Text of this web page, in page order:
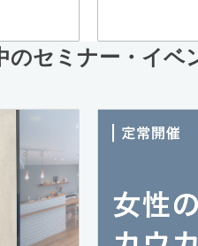
のセミナー・イベ